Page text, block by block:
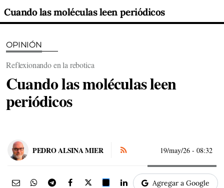
Cuando las moléculas leen periódicos
OPINIÓN
Reflexionando en la rebotica
Cuando las moléculas leen
periódicos
PEDRO ALSINA MIER 19/may/26 - 08:32
Agregar a Google